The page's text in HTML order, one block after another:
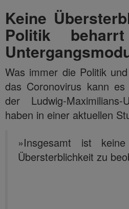
Keine
Politik
Was immer die Politik
das Coronovirus kann
der Ludwig-Maximilians-
haben in einer aktuellen
»Insgesamt ist keine
Übersterblichkeit zu